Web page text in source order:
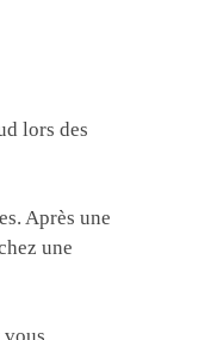
lors des
Après une
une